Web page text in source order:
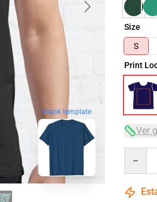
blank template
Size
S
Print
Ver